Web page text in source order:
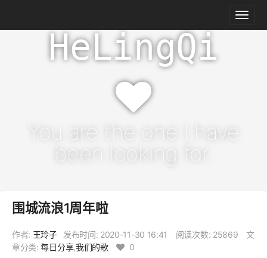
HeLingQi
You are the one I have
been looking for.
围城流浪1周年啦
作者: 王玲子 发布时间: 2020-11-30 16:41 阅读次数: 25869
文
章分类:每日分享,我们的歌
0